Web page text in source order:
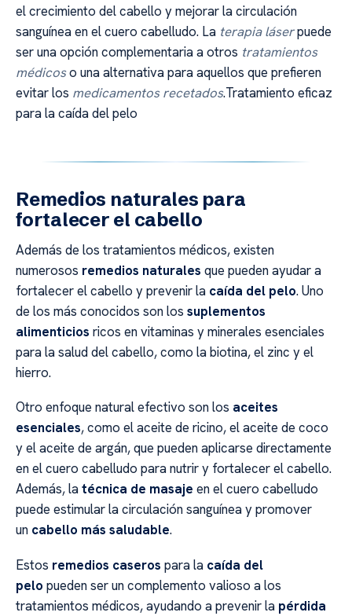
el crecimiento del cabello y mejorar la circulación
sanguínea en el cuero cabelludo. La terapia láserpuede
ser una opción complementaria a otros tratamientos
médicoso una alternativa para aquellos que prefieren
evitar los medicamentos recetados.Tratamiento eficaz
para la caída del pelo
Remedios naturales para
fortalecer el cabello
Además de los tratamientos médicos, existen
numerosos remedios naturales que pueden ayudar a
fortalecer el cabello y prevenir la caída del pelo. Uno
de los más conocidos son los suplementos
alimenticios ricos en vitaminas y minerales esenciales
para la salud del cabello, como la biotina, el zinc y el
hierro.
Otro enfoque natural efectivo son los aceites
esenciales, como el aceite de ricino, el aceite de coco
y el aceite de argán, que pueden aplicarse directamente
en el cuero cabelludo para nutrir y fortalecer el cabello.
Además, latécnica de masaje en el cuero cabelludo
puede estimular la circulación sanguínea y promover
un cabello más saludable.
Estos remedios caseros para la caída del
pelo pueden ser un complemento valioso a los
tratamientos médicos, ayudando a prevenir la pérdida